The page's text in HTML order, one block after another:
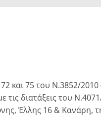
και 75 του Ν.3852/
διατάξεις του
Έλλης 16 & Κανάρη,